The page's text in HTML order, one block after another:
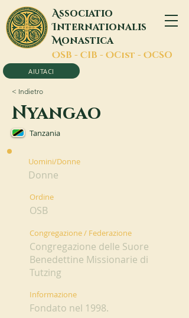
Associatio
Internationalis
Monastica
OSB - CIB - OCist - OCSO
AIUTACI
< Indietro
Nyangao
Tanzania
Uomini/Donne
Donne
Ordine
OSB
Congregazione / Federazione
Congregazione delle Suore
Benedettine Missionarie di
Tutzing
Informazione
Fondato nel 1998.